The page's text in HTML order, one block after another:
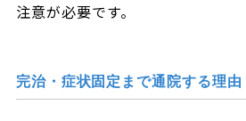
注意が必要です。
完治・症状固定まで通院する理由